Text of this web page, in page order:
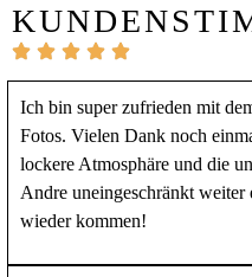
Ich bin super zufrieden mit
Fotos. Vielen Dank noch
lockere Atmosphäre und die
Andre uneingeschränkt
wieder kommen!